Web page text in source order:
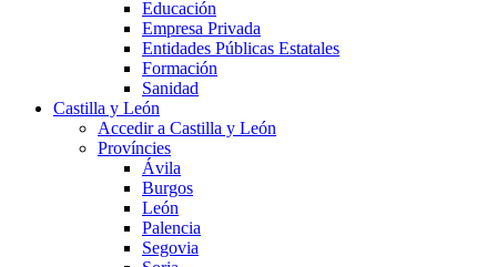
Educación
Empresa Privada
Entidades Públicas Estatales
Formación
Sanidad
Castilla y León
Accedir a Castilla y León
Províncies
Ávila
Burgos
León
Palencia
Segovia